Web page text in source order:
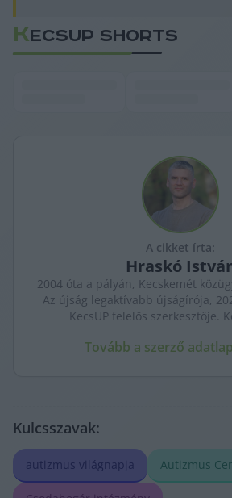
KECSUP SHORTS
A cikket írta:
Hraskó
2004 óta a pályán, Kecskemét
Az újság legaktívabb újságírója,
KecsUP felelős szerkesztője.
arca és a háttérben élők történetei
Tovább a szerző
Kulcsszavak:
autizmus világnapja Autizmus